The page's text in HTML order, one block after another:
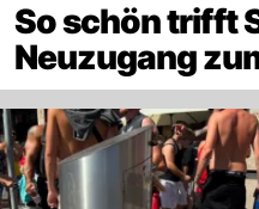
So schön trifft
Neuzugang